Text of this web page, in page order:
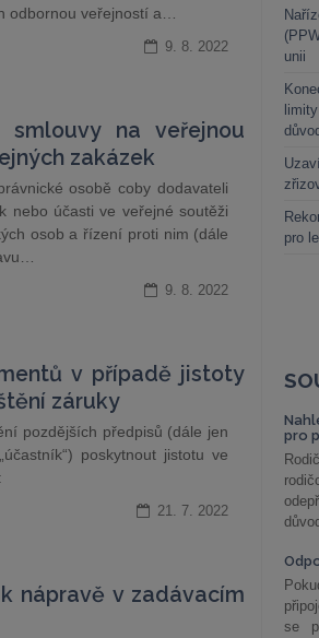
odbornou veřejností a…
9. 8. 2022
na veřejnou
zakázek
osobě coby dodavateli
nebo účasti ve veřejné soutěži
osob a řízení proti nim (dále
9. 8. 2022
v případě jistoty
záruky
pozdějších předpisů (dále jen
poskytnout jistotu ve
21. 7. 2022
nápravě v zadávacím
unii
pro
pro
se